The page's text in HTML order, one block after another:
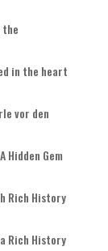
in the heart
vor den
Hidden Gem
Rich History
Rich History